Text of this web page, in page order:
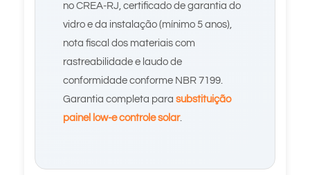
no CREA-RJ, certificado de garantia do
vidro e da instalação (mínimo 5 anos),
nota fiscal dos materiais com
rastreabilidade e laudo de
conformidade conforme NBR 7199.
Garantia completa para substituição
painel low-e controle solar.